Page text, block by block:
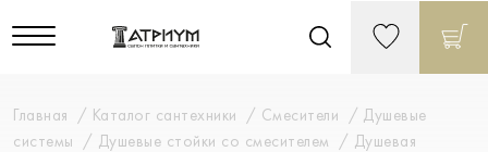
Главная Каталог сантехники Смесители
Душевые
системы
Душевые стойки со смесителем
Душевая